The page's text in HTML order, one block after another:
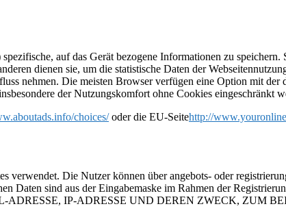
auf das Gerät bezogene Informationen zu speichern.
dienen sie, um die statistische Daten der
nehmen. Die meisten Browser verfügen eine Option mit der
der Nutzungskomfort ohne Cookies eingeschränkt
choices/oder die EU-Seitehttp://
Die Nutzer können über angebots- oder
Daten sind aus der Eingabemaske im Rahmen der
IP-ADRESSE UND DEREN ZWECK, ZUM